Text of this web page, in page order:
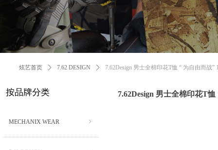
炫艺首页 ꄲ 7.62 DESIGN ꄲ 7.62Design 男士全棉印花T恤 “ 为自由而战”
7.62Design 男士全棉印花T恤
按品牌分类
ꁇ
MECHANIX WEAR